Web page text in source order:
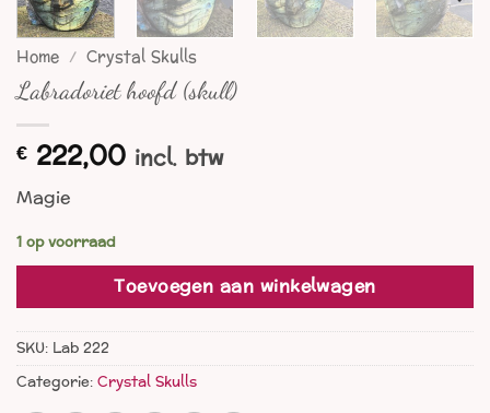
Home / Crystal Skulls
Labradoriet hoofd (skull)
€ 222,00 incl. btw
Magie
1 op voorraad
Toevoegen aan winkelwagen
SKU: Lab 222
Categorie:Crystal Skulls